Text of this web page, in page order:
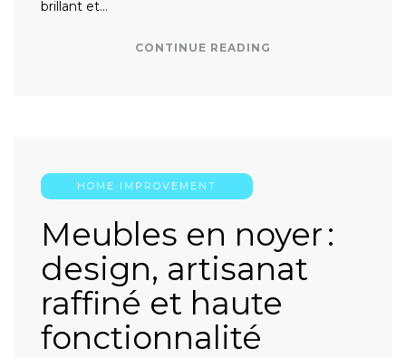
brillant et…
CONTINUE READING
HOME IMPROVEMENT
Meubles en noyer :
design, artisanat
raffiné et haute
fonctionnalité